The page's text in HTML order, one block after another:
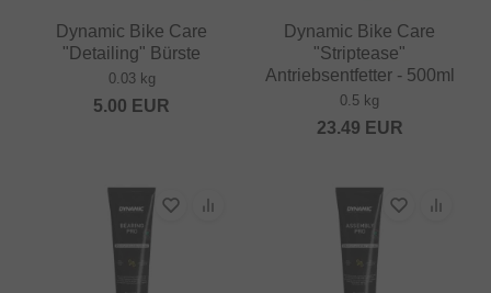
Dynamic Bike Care
"Detailing" Bürste
0.03 kg
5.00 EUR
Dynamic Bike Care
"Striptease"
Antriebsentfetter - 500ml
0.5 kg
23.49 EUR